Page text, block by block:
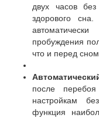
двух часов
здорового
пробуждения
что и перед сном.
после
настройкам
функция